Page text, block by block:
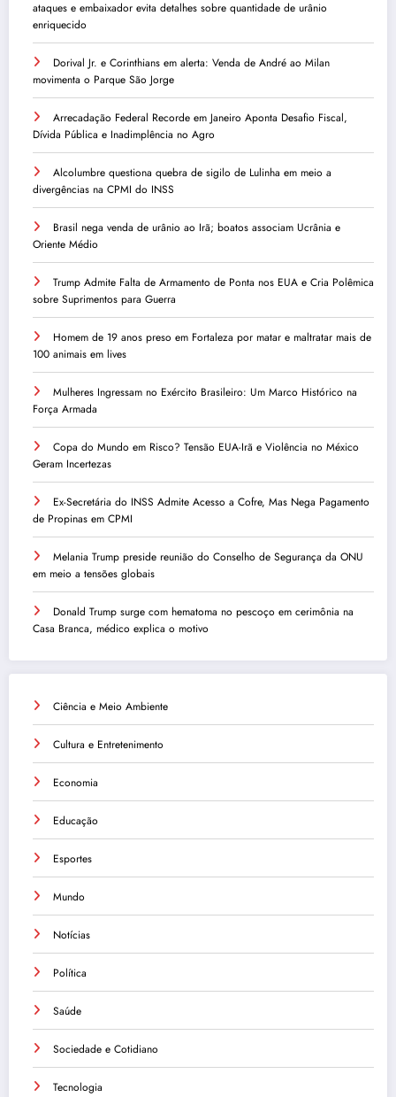
ataques e embaixador evita detalhes sobre quantidade de urânio
enriquecido
Dorival Jr. e Corinthians em alerta: Venda de André ao Milan
movimenta o Parque São Jorge
Arrecadação Federal Recorde em Janeiro Aponta Desafio Fiscal,
Dívida Pública e Inadimplência no Agro
Alcolumbre questiona quebra de sigilo de Lulinha em meio a
divergências na CPMI do INSS
Brasil nega venda de urânio ao Irã; boatos associam Ucrânia e
Oriente Médio
Trump Admite Falta de Armamento de Ponta nos EUA e Cria Polêmica
sobre Suprimentos para Guerra
Homem de 19 anos preso em Fortaleza por matar e maltratar mais de
100 animais em lives
Mulheres Ingressam no Exército Brasileiro: Um Marco Histórico na
Força Armada
Copa do Mundo em Risco? Tensão EUA-Irã e Violência no México
Geram Incertezas
Ex-Secretária do INSS Admite Acesso a Cofre, Mas Nega Pagamento
de Propinas em CPMI
Melania Trump preside reunião do Conselho de Segurança da ONU
em meio a tensões globais
Donald Trump surge com hematoma no pescoço em cerimônia na
Casa Branca, médico explica o motivo
Ciência e Meio Ambiente
Cultura e Entretenimento
Economia
Educação
Esportes
Mundo
Notícias
Política
Saúde
Sociedade e Cotidiano
Tecnologia